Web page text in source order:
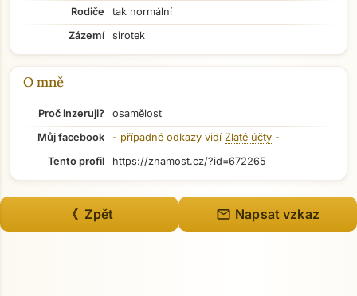
Rodiče
tak normální
Zázemí
sirotek
O mně
Proč inzeruji?
osamělost
Můj facebook
- případné odkazy vidí Zlaté účty -
Tento profil
https://znamost.cz/?id=672265
《 Zpět mail Napsat vzkaz